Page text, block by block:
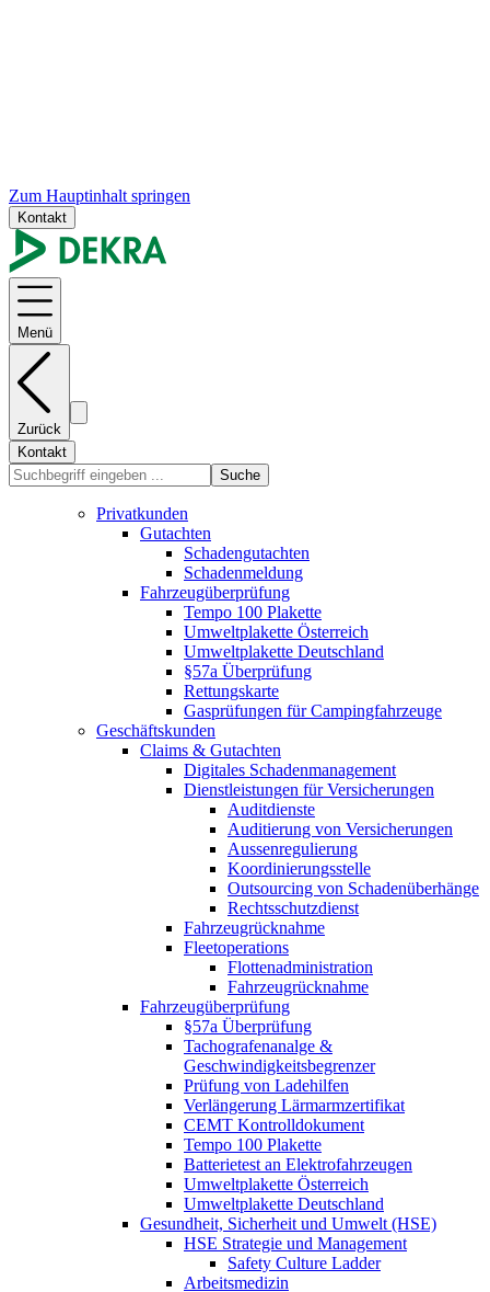
Zum Hauptinhalt springen
Kontakt
Menü
Zurück
Kontakt
Suche
Privatkunden
Gutachten
Schadengutachten
Schadenmeldung
Fahrzeugüberprüfung
Tempo 100 Plakette
Umweltplakette Österreich
Umweltplakette Deutschland
§57a Überprüfung
Rettungskarte
Gasprüfungen für Campingfahrzeuge
Geschäftskunden
Claims & Gutachten
Digitales Schadenmanagement
Dienstleistungen für Versicherungen
Auditdienste
Auditierung von Versicherungen
Aussenregulierung
Koordinierungsstelle
Outsourcing von Schadenüberhänge
Rechtsschutzdienst
Fahrzeugrücknahme
Fleetoperations
Flottenadministration
Fahrzeugrücknahme
Fahrzeugüberprüfung
§57a Überprüfung
Tachografenanalge &
Geschwindigkeitsbegrenzer
Prüfung von Ladehilfen
Verlängerung Lärmarmzertifikat
CEMT Kontrolldokument
Tempo 100 Plakette
Batterietest an Elektrofahrzeugen
Umweltplakette Österreich
Umweltplakette Deutschland
Gesundheit, Sicherheit und Umwelt (HSE)
HSE Strategie und Management
Safety Culture Ladder
Arbeitsmedizin